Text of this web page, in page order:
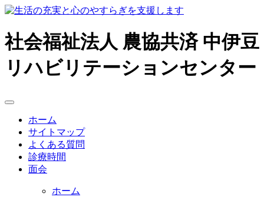
社会福祉法人 農協共済 中伊豆
リハビリテーションセンター
ホーム
サイトマップ
よくある質問
診療時間
面会
ホーム